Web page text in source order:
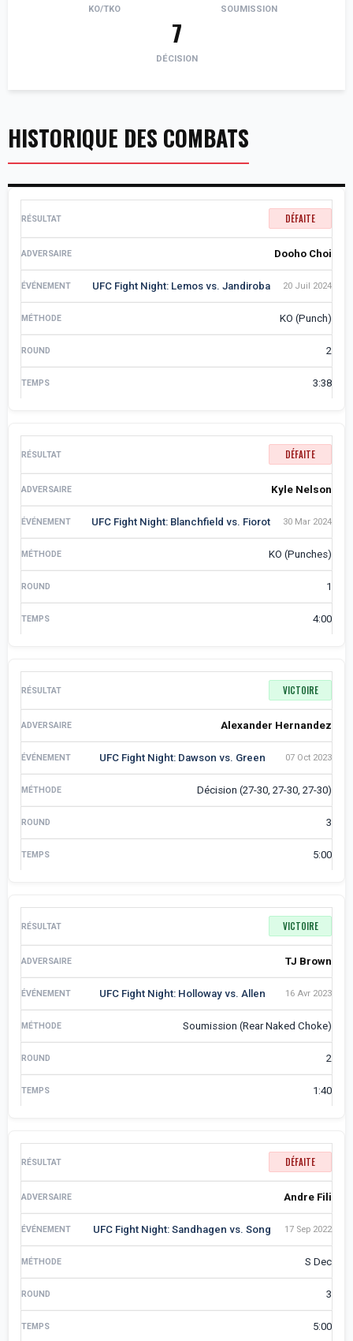
KO/TKO SOUMISSION
7
DÉCISION
HISTORIQUE DES COMBATS
DÉFAITE
Dooho Choi
UFC Fight Night: Lemos vs. Jandiroba 20 Juil 2024
KO (Punch)
2
3:38
DÉFAITE
Kyle Nelson
UFC Fight Night: Blanchfield vs. Fiorot 30 Mar 2024
KO (Punches)
1
4:00
VICTOIRE
Alexander Hernandez
UFC Fight Night: Dawson vs. Green 07 Oct 2023
Décision (27-30, 27-30, 27-30)
3
5:00
VICTOIRE
TJ Brown
UFC Fight Night: Holloway vs. Allen 16 Avr 2023
Soumission (Rear Naked Choke)
2
1:40
DÉFAITE
Andre Fili
UFC Fight Night: Sandhagen vs. Song 17 Sep 2022
S Dec
3
5:00